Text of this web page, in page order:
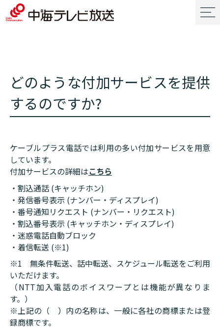
どのような付加サービスを提供
するのですか?
ケーブルプラス電話では利用の多い付加サービスを用意
しています。
付加サービスの詳細はこちら
・割込通話 (キャッチホン)
・発信番号表示 (ナンバー・ディスプレイ)
・番号通知リクエスト (ナンバー・リクエスト)
・割込番号表示 (キャッチホン・ディスプレイ)
・迷惑電話自動ブロック
・着信転送 (※1)
※1 無条件転送、話中転送、スケジュール転送をご利用
いただけます。
（NTT加入電話のボイスワープとは機能が異なりま
す。）
※上記の（ ）内の名称は、一般に各社の商標または登
録商標です。